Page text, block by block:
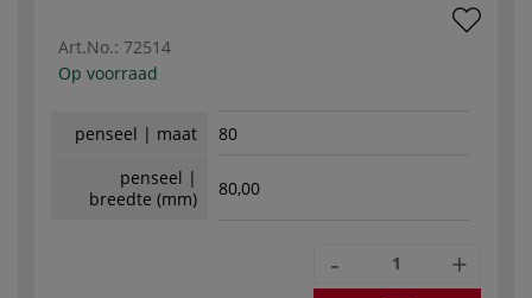
Art.No.: 72514
Op voorraad
penseel | maat
80
penseel |
breedte (mm)
80,00
- +